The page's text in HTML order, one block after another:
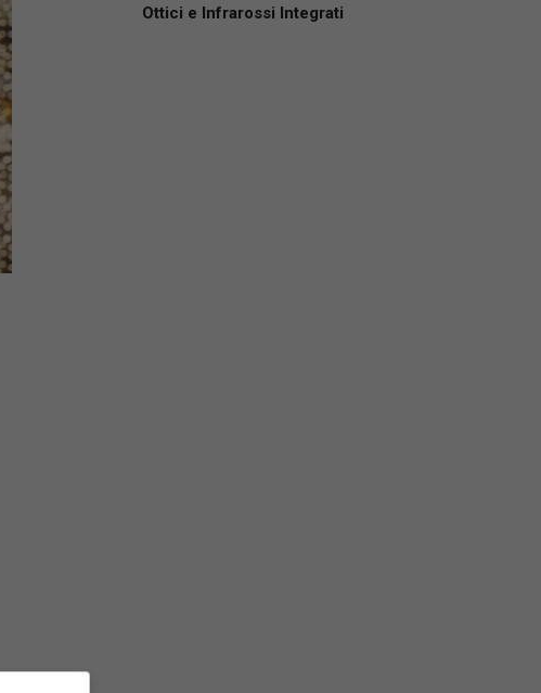
Ottici e Infrarossi Integrati